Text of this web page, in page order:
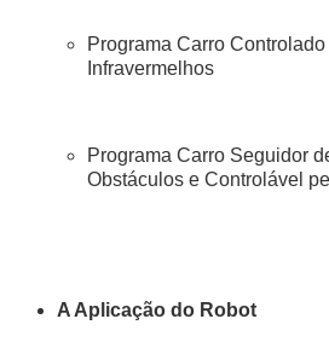
Programa Carro
Infravermelhos
Programa Carro Seguidor
Obstáculos e Controlável
A Aplicação do Robot